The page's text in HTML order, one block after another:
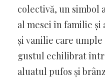
colectivă, un simbol
al mesei în familie și
și vanilie care umple
gustul echilibrat
aluatul pufos și